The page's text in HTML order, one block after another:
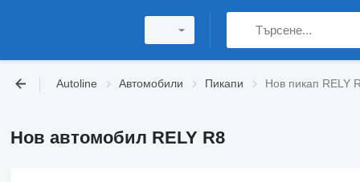
Autoline Автомобили Пикапи Нов пикап RELY
Нов автомобил RELY R8